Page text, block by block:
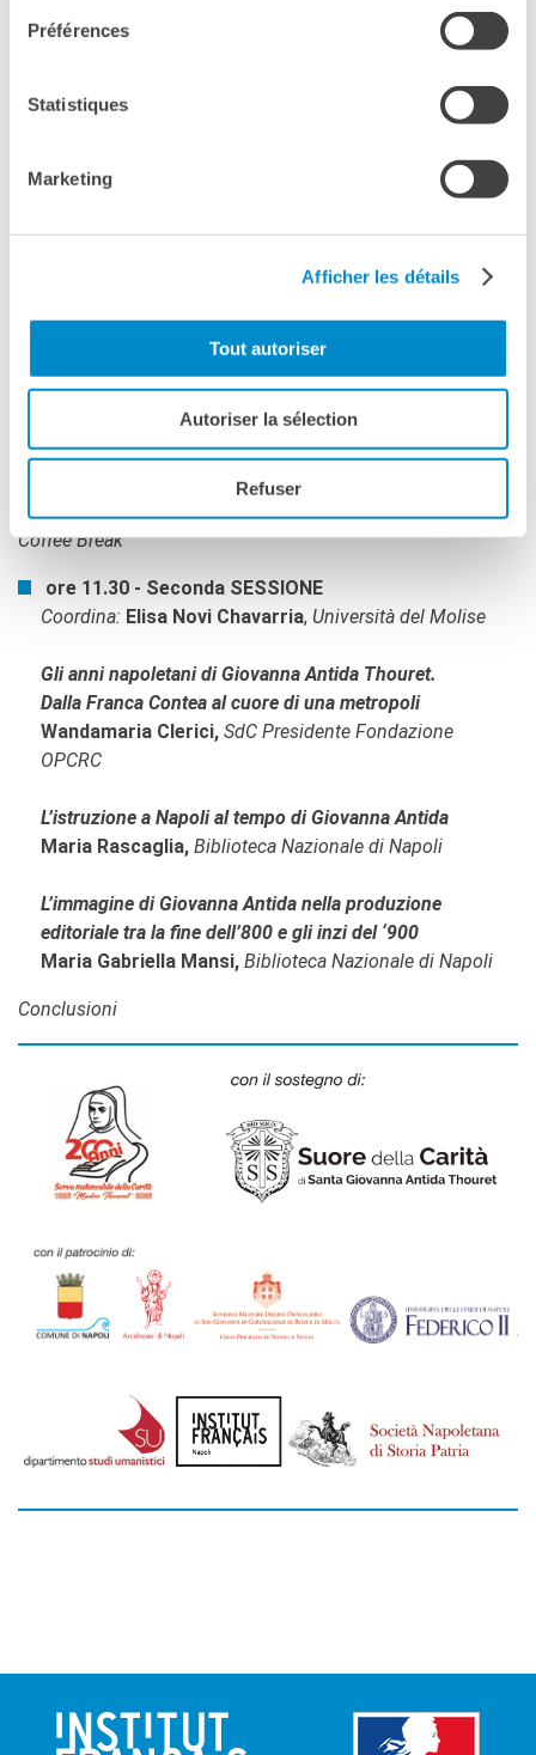
Préférences
Statistiques
Marketing
Afficher les détails
Tout autoriser
Autoriser la sélection
Refuser
e Direttrice Institut
français Napoli
Coordina:Renata
Società Napoletana di
(Tratto da una lettera di Mons. Domenico Nami
Angelo Belgiovine
Bella solo se vista da lontano. Napoli nel Decennio
francese
Università di Napoli Federico II
Vita religiosa a Napoli tra Decennio e Restaurazione
Storica eTeologa
Coffee Break
ore 11.30 - Seconda SESSIONE
Coordina: Elisa Novi Chavarria, Università del Molise
Gli anni napoletani di Giovanna Antida Thouret.
Dalla Franca Contea al cuore di una metropoli
Wandamaria Clerici, SdC Presidente Fondazione
OPCRC
L’istruzione a Napoli al tempo di Giovanna Antida
Maria Rascaglia, Biblioteca Nazionale di Napoli
L’immagine di Giovanna Antida nella produzione
editoriale tra la fine dell’800 e gli inzi del ‘900
Maria Gabriella Mansi, Biblioteca Nazionale diNapoli
​Conclusioni